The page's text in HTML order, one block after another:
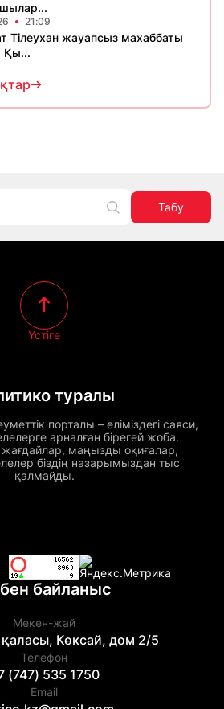
21:09
Тілеухан жауапсыз махаббаты
Қы...
Табу
туралы
порталы – еліміздегі саяси,
арналған бірегей жоба.
жағдайлар, маңызды оқиғалар,
біздің назарымыздан тыс
қалмайды.
Үстіге
байланыс
Мекен-жай
Көксай, дом 2/5
Телефон
(747) 535 1750
Email